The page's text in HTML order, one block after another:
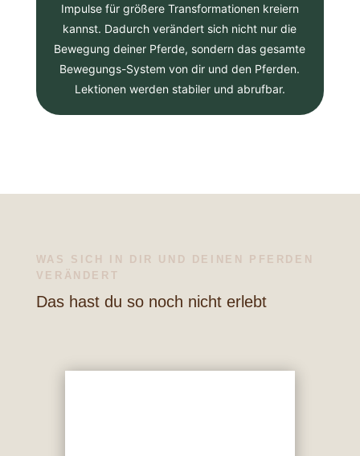
Impulse für größere Transformationen kreiern
kannst. Dadurch verändert sich nicht nur die
Bewegung deiner Pferde, sondern das gesamte
Bewegungs-System von dir und den Pferden.
Lektionen werden stabiler und abrufbar.
WAS SICH IN DIR UND DEINEN PFERDEN
VERÄNDERT
Das hast du so noch nicht erlebt